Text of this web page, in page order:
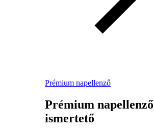
Prémium napellenző
Prémium napellenző
ismertető